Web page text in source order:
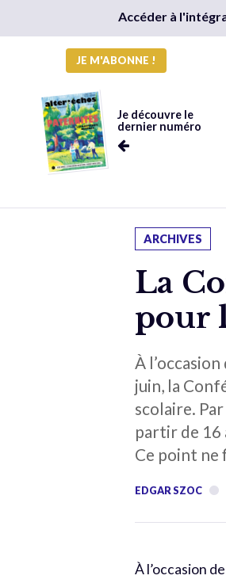
Accéder à
JE M'ABONNE !
Je découvre le
dernier numéro
ARCHIVES
La
pour
À
juin, la
scolaire.
partir de 16
Ce point ne
EDGAR SZOC
À l’occasion